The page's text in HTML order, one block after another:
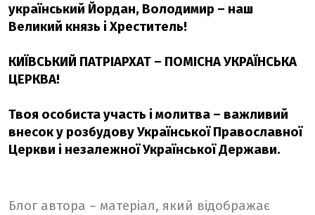
український Йордан, Володимир – наш
Великий князь і Хреститель!
КИЇВСЬКИЙ ПАТРІАРХАТ – ПОМІСНА УКРАЇНСЬКА
ЦЕРКВА!
Твоя особиста участь і молитва – важливий
внесок у розбудову Української Православної
Церкви і незалежної Української Держави.
Блог автора – матеріал, який відображає